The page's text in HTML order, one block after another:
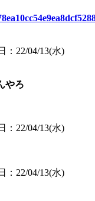
：22/04/13(水)
やろ
：22/04/13(水)
：22/04/13(水)